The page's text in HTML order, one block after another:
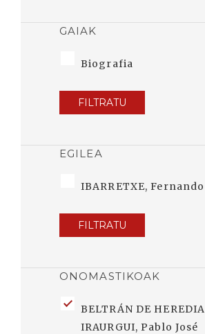
GAIAK
Biografia
FILTRATU
EGILEA
IBARRETXE, Fernando
FILTRATU
ONOMASTIKOAK
BELTRÁN DE HEREDIA
IRAURGUI, Pablo José